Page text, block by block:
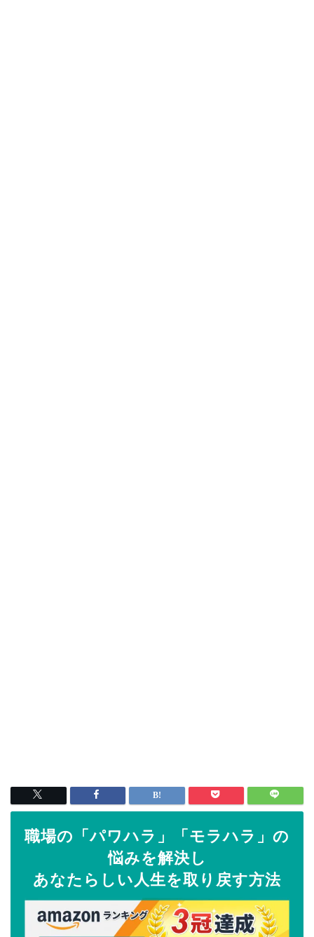
職場の「パワハラ」「モラハラ」の
悩みを解決し
あなたらしい人生を取り戻す方法